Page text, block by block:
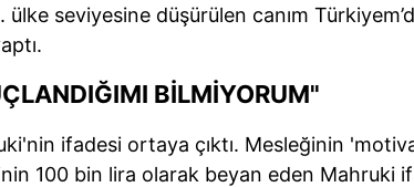
ülke seviyesine düşürülen canım
BİLMİYORUM"
ifadesi ortaya çıktı. Mesleğinin
100 bin lira olarak beyan eden Mahruki